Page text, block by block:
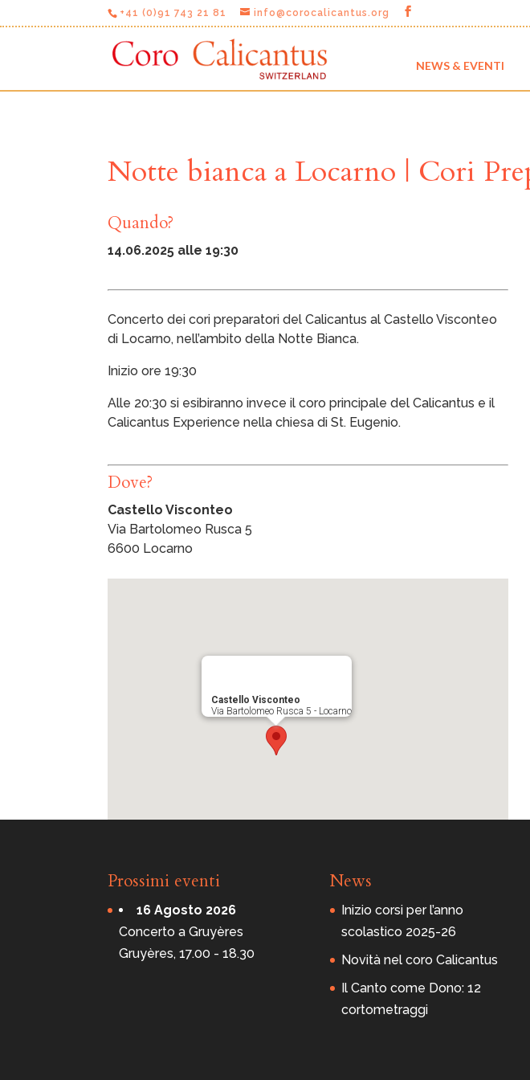
+41 (0)91 743 21 81 info@corocalicantus.org
NEWS & EVENTI
Notte bianca a Locarno | Cori
Quando?
14.06.2025 alle 19:30
Concerto dei cori preparatori del Calicantus al Castello Visconteo
di Locarno, nell’ambito della Notte Bianca.
Inizio ore 19:30
Alle 20:30 si esibiranno invece il coro principale del Calicantus e il
Calicantus Experience nella chiesa di St. Eugenio.
Dove?
Castello Visconteo
Via Bartolomeo Rusca 5
6600 Locarno
Castello Visconteo
Via Bartolomeo Rusca 5 - Locarno
Prossimi eventi
16 Agosto 2026
Concerto a Gruyères
Gruyères, 17.00 - 18.30
News
Inizio corsi per l’anno
scolastico 2025-26
Novità nel coro Calicantus
Il Canto come Dono: 12
cortometraggi